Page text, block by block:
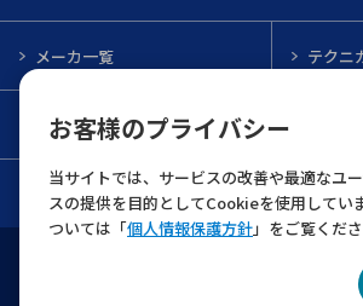
お客様のプライバシー
当サイトでは、サービスの改善や最適なユ
スの提供を目的としてCookieを使用してい
ついては「個人情報保護方針」をご覧くださ
メーカ一覧 テクニ
インフォメーション
お問い合わせ
個人情報